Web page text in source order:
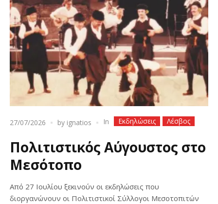
27/07/2026 by ignatios In Εκδηλώσεις Λέσβος
Πολιτιστικός Αύγουστος στο
Μεσότοπο
Από 27 Ιουλίου ξεκινούν οι εκδηλώσεις που
διοργανώνουν οι Πολιτιστικοί Σύλλογοι Μεσοτοπιτών